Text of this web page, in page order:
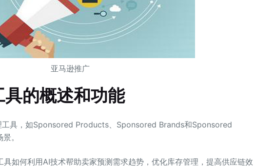
亚马逊推广
的概述和功能
工具，如Sponsored Products、Sponsored Brands和Sponsored
。
具如何利用AI技术帮助卖家预测需求趋势，优化库存管理，提高供应链效